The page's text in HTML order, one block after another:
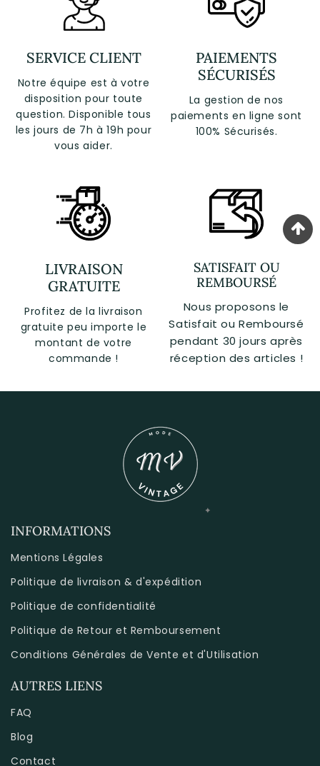
SERVICE CLIENT
Notre équipe est à votre
disposition pour toute
question. Disponible tous
les jours de 7h à 19h pour
vous aider.
PAIEMENTS
SÉCURISÉS
La gestion de nos
paiements en ligne sont
100% Sécurisés.
LIVRAISON
GRATUITE
Profitez de la livraison
gratuite peu importe le
montant de votre
commande !
SATISFAIT OU
REMBOURSÉ
Nous proposons le
Satisfait ou Remboursé
pendant 30 jours après
réception des articles !
INFORMATIONS
Mentions Légales
Politique de livraison & d'expédition
Politique de confidentialité
Politique de Retour et Remboursement
Conditions Générales de Vente et d'Utilisation
AUTRES LIENS
FAQ
Blog
Contact